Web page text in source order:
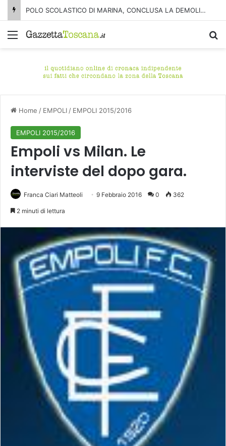
POLO SCOLASTICO DI MARINA, CONCLUSA LA DEMOLIZIONE DELL’ALA NORD-SUD
Menu
Home / EMPOLI / EMPOLI 2015/2016
EMPOLI 2015/2016
Empoli vs Milan. Le
interviste del dopo gara.
Franca Ciari Matteoli 9 Febbraio 2016 0 362
2 minuti di lettura